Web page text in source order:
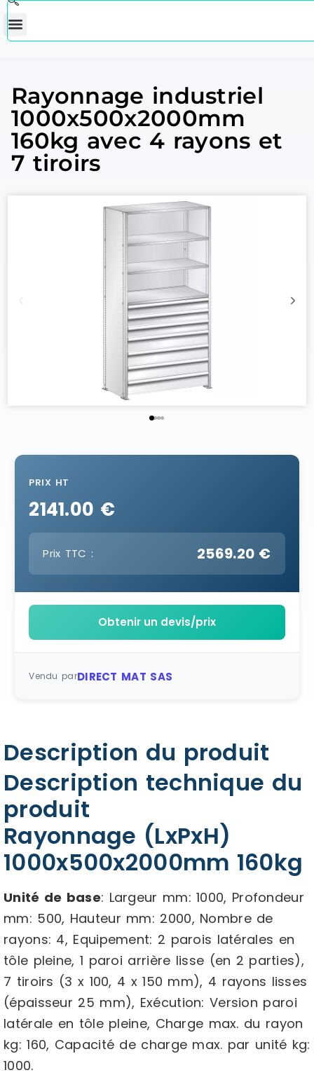
Rayonnage industriel
1000x500x2000mm
160kg avec 4 rayons et
7 tiroirs
PRIX HT
2141.00 €
Prix TTC : 2569.20 €
Obtenir un devis/prix
Vendu parDIRECT MAT SAS
Description du produit
Description technique du
produit
Rayonnage (LxPxH)
1000x500x2000mm 160kg
Unité de base: Largeur mm: 1000, Profondeur
mm: 500, Hauteur mm: 2000, Nombre de
rayons: 4, Equipement: 2 parois latérales en
tôle pleine, 1 paroi arrière lisse (en 2 parties),
7 tiroirs (3 x 100, 4 x 150 mm), 4 rayons lisses
(épaisseur 25 mm), Exécution: Version paroi
latérale en tôle pleine, Charge max. du rayon
kg: 160, Capacité de charge max. par unité kg:
1000.